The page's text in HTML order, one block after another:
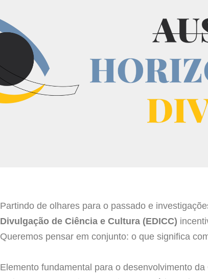
Partindo de olhares para o passado e
Divulgação de Ciência e Cultura (EDICC)
Queremos pensar em conjunto: o que significa
Elemento fundamental para o desenvolvimento